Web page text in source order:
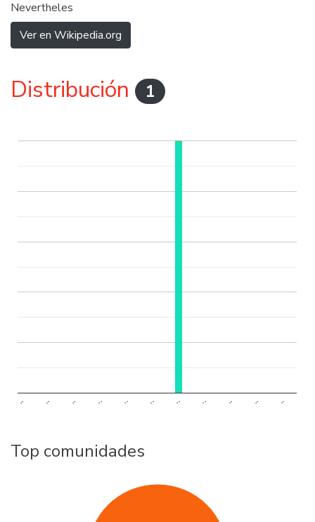
Nevertheles
Ver en Wikipedia.org
Distribución 1
.. .. .. .. .. .. .. .. .. .. ..
Top comunidades